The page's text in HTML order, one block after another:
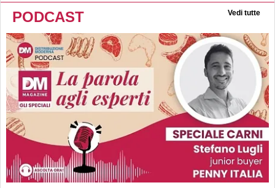
PODCAST Vedi tutte